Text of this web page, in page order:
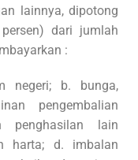
lainnya, dipotong
dari jumlah
:
negeri; b. bunga,
pengembalian
lain
harta; d. imbalan